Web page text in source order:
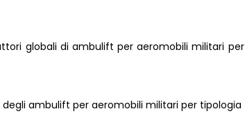
globali di ambulift per aeromobili militari per
ambulift per aeromobili militari per tipologia